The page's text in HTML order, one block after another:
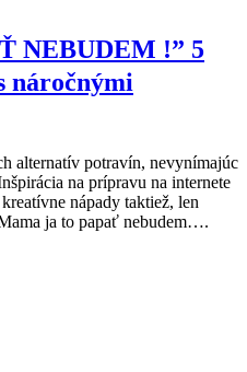
NEBUDEM !” 5
náročnými
alternatív potravín, nevynímajúc
na prípravu na internete
nápady taktiež, len
ja to papať nebudem….